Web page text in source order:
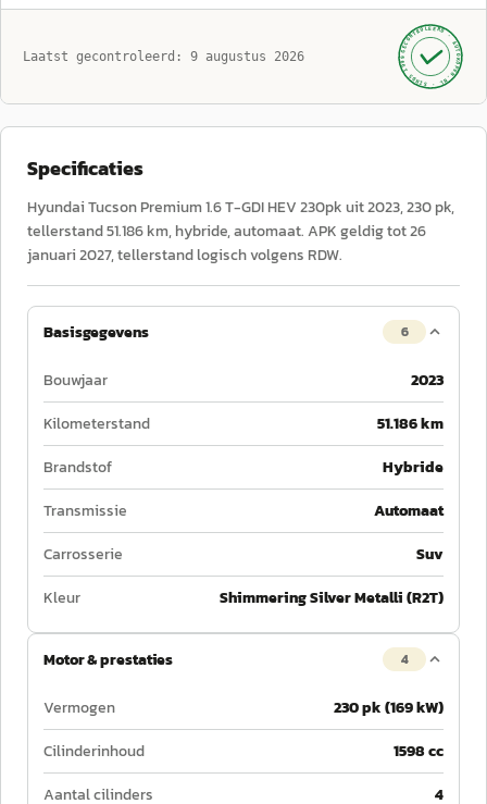
Laatst gecontroleerd: 9 augustus 2026 GECONTROLEERD ·
AUTOKOPEN.NL
· SINDS 1999 ·
Specificaties
Hyundai Tucson Premium 1.6 T-GDI HEV 230pk uit 2023, 230 pk,
tellerstand 51.186 km, hybride, automaat. APK geldig tot 26
januari 2027, tellerstand logisch volgens RDW.
Basisgegevens 6
Bouwjaar
2023
Kilometerstand
51.186 km
Brandstof
Hybride
Transmissie
Automaat
Carrosserie
Suv
Kleur
Shimmering Silver Metalli (R2T)
Motor & prestaties 4
Vermogen
230 pk (169 kW)
Cilinderinhoud
1598 cc
Aantal cilinders
4